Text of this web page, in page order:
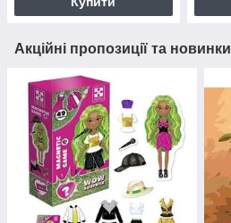
Акційні пропозиції та новинки